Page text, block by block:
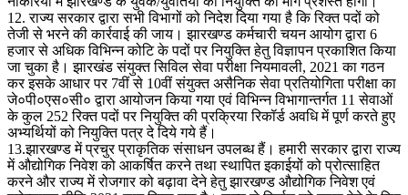
12. राज्य सरकार द्वारा सभी विभागों को निदेश दिया गया है कि रिक्त पदों को
तेजी से भरने की कार्रवाई की जाय। झारखण्ड कर्मचारी चयन आयोग द्वारा 6
हजार से अधिक विभिन्न कोटि के पदों पर नियुक्ति हेतु विज्ञापन प्रकाशित किया
जा चुका है। झारखंड संयुक्त सिविल सेवा परीक्षा नियमावली, 2021 का गठन
कर इसके आधार पर 7वीं से 10वीं संयुक्त असैनिक सेवा प्रतियोगिता परीक्षा का
जे०पी०एस०सी० द्वारा आयोजन किया गया एवं विभिन्न विभागान्तर्गत 11 सेवाओं
के कुल 252 रिक्त पदों पर नियुक्ति की प्रक्रिया रिकॉर्ड अवधि में पूर्ण करते हुए
अभ्यर्थियों को नियुक्ति पत्र दे दिये गये हैं।
13.झारखण्ड में प्रचुर प्राकृतिक संसाधन उपलब्ध हैं। हमारी सरकार द्वारा राज्य
में औद्योगिक निवेश को आकर्षित करने तथा स्थापित इकाईयों को प्रोत्साहित
करने और राज्य में रोजगार को बढ़ावा देने हेतु झारखण्ड औद्योगिक निवेश एवं